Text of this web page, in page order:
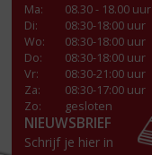
Ma:
08.30 - 18.00 uur
Di:
08:30-18:00 uur
Wo:
08:30-18:00 uur
Do:
08:30-18:00 uur
Vr:
08:30-21:00 uur
Za:
08:30-17:00 uur
Zo:
gesloten
NIEUWSBRIEF
Schrijf je hier in